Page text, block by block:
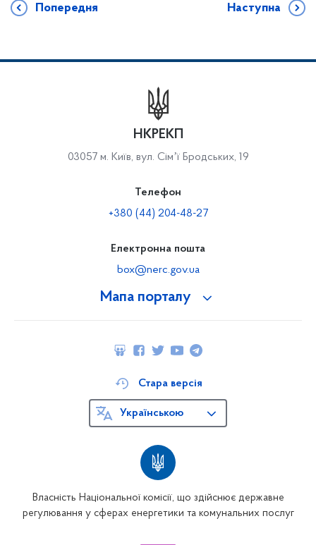
Попередня Наступна
Мапа порталу
НКРЕКП
03057 м. Київ, вул. Сімʼї Бродських, 19
Телефон
+380 (44) 204-48-27
Електронна пошта
box@nerc.gov.ua
Власність Національної комісії, що здійснює державне
регулювання у сферах енергетики та комунальних послуг
Стара версія
Українською